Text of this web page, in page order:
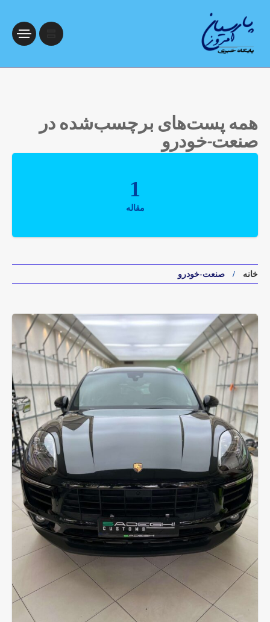
همه پست‌های برچسب‌شده در
صنعت-خودرو
1
مقاله
خانه صنعت-خودرو